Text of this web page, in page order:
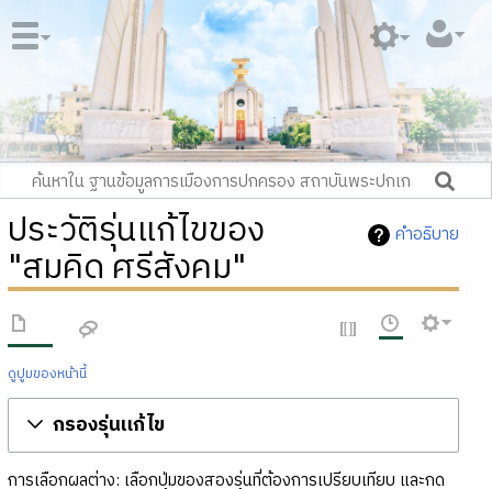
คำอธิบาย
ประวัติรุ่นแก้ไขของ
"สมคิด ศรีสังคม"
ดูปูมของหน้านี้
กรองรุ่นแก้ไข
การเลือกผลต่าง: เลือกปุ่มของสองรุ่นที่ต้องการเปรียบเทียบ และกด